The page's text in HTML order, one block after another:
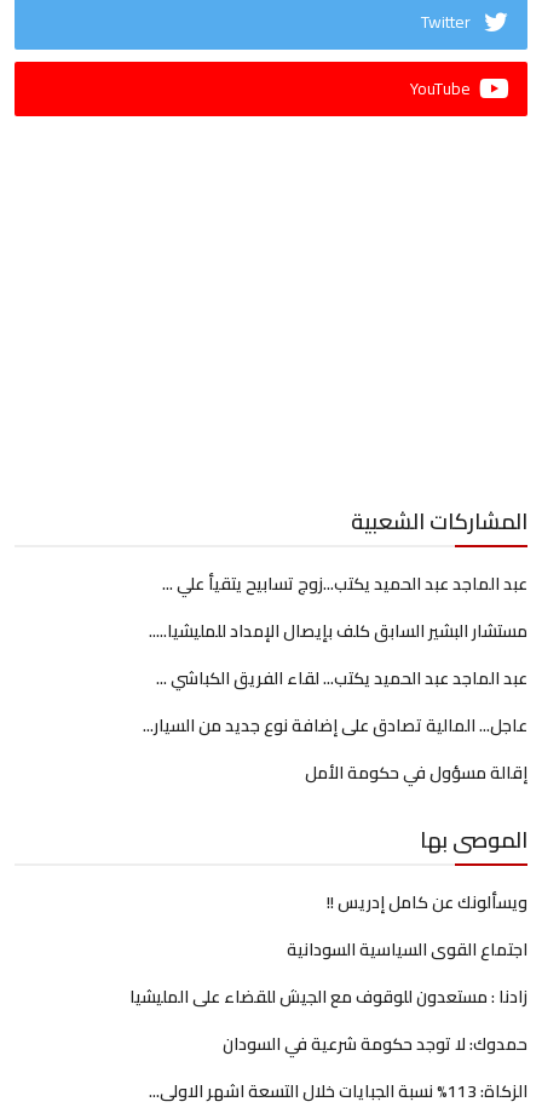
Twitter
YouTube
المشاركات الشعبية
عبد الماجد عبد الحميد يكتب...زوج تسابيح يتقيأ علي ...
مستشار البشير السابق كلف بإيصال الإمداد للمليشيا.....
عبد الماجد عبد الحميد يكتب... لقاء الفريق الكباشي ...
عاجل... المالية تصادق على إضافة نوع جديد من السيار...
إقالة مسؤول في حكومة الأمل
الموصى بها
ويسألونك عن كامل إدريس !!
اجتماع القوى السياسية السودانية
زادنا : مستعدون للوقوف مع الجيش للقضاء على المليشيا
حمدوك: لا توجد حكومة شرعية في السودان
الزكاة: 113% نسبة الجبايات خلال التسعة اشهر الاولى...